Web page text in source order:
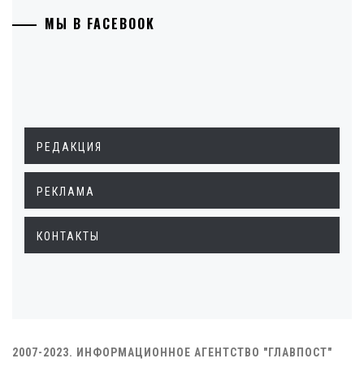
МЫ В FACEBOOK
РЕДАКЦИЯ
РЕКЛАМА
КОНТАКТЫ
2007-2023. ИНФОРМАЦИОННОЕ АГЕНТСТВО "ГЛАВПОСТ"